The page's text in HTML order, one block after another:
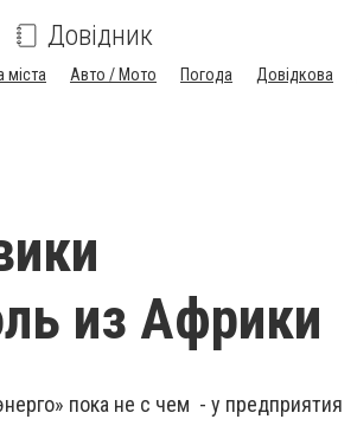
Довідник
міста Авто / Мото Погода Довідкова
из Африки
пока не с чем - у предприятия